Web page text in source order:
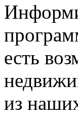
есть
из